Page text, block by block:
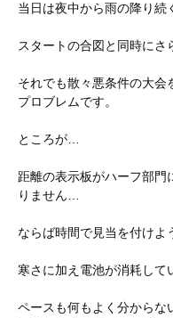
当日は夜中から雨の降り続
スタートの合図と同時にさ
それでも散々悪条件の大会
プロブレムです。
ところが…
距離の表示板がハーフ部門
りません…
ならば時間で見当を付けよ
寒さに加え電池が消耗して
ペースも何もよく分からな